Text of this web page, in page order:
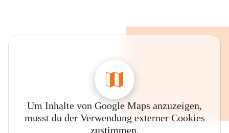
Um Inhalte von Google Maps anzuzeigen,
musst du der Verwendung externer Cookies
zustimmen.